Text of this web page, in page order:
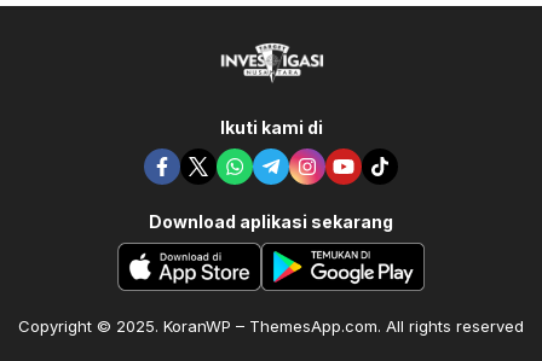
Ikuti kami di
Download aplikasi sekarang
Copyright © 2025. KoranWP – ThemesApp.com. All rights reserved